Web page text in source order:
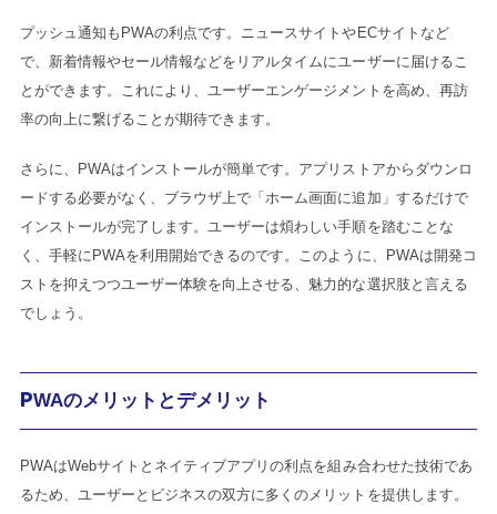
プッシュ通知もPWAの利点です。ニュースサイトやECサイトなど
で、新着情報やセール情報などをリアルタイムにユーザーに届けるこ
とができます。これにより、ユーザーエンゲージメントを高め、再訪
率の向上に繋げることが期待できます。
さらに、PWAはインストールが簡単です。アプリストアからダウンロ
ードする必要がなく、ブラウザ上で「ホーム画面に追加」するだけで
インストールが完了します。ユーザーは煩わしい手順を踏むことな
く、手軽にPWAを利用開始できるのです。このように、PWAは開発コ
ストを抑えつつユーザー体験を向上させる、魅力的な選択肢と言える
でしょう。
PWAのメリットとデメリット
PWAはWebサイトとネイティブアプリの利点を組み合わせた技術であ
るため、ユーザーとビジネスの双方に多くのメリットを提供します。